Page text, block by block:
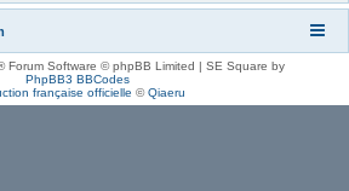
Forum Software © phpBB Limited | SE Square by
PhpBB3 BBCodes
française officielle ©Qiaeru